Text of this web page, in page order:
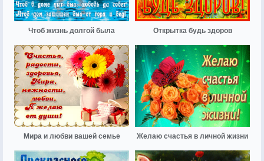
Чтоб жизнь долгой была Открытка будь здоров
Мира и любви вашей семье Желаю счастья в личной жизни